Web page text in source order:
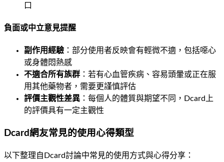
口
負面或中立意見提醒
副作用經驗 ：部分使用者反映會有輕微不適，包括噁心
或身體悶熱感
不適合所有族群 ：若有心血管疾病、容易頭暈或正在服
用其他藥物者，需要更謹慎評估
評價主觀性差異 ：每個人的體質與期望不同，Dcard上
的評價具有一定主觀性
Dcard網友常見的使用心得類型
以下整理自Dcard討論中常見的使用方式與心得分享：